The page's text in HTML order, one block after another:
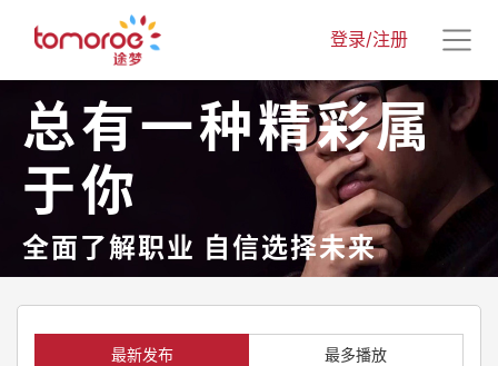
登录/注册
总有一种精彩属
于你
全面了解职业 自信选择未来
最新发布 最多播放